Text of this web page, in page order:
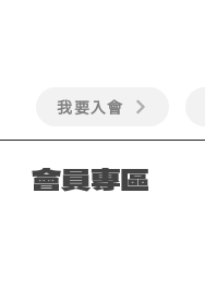
我要入會
會員專區